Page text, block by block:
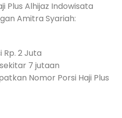
Plus Alhijaz Indowisata
Amitra Syariah:
Rp. 2 Juta
7 jutaan
Nomor Porsi Haji Plus